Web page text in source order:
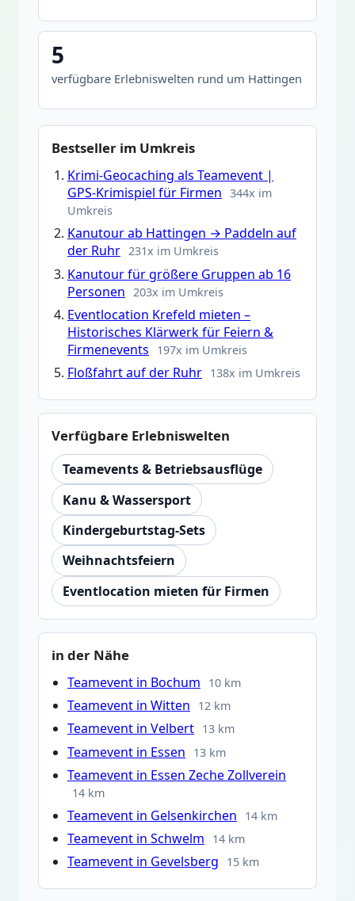
5
verfügbare Erlebniswelten rund um Hattingen
Bestseller im Umkreis
Krimi-Geocaching als Teamevent |
GPS-Krimispiel für Firmen 344x im
Umkreis
Kanutour ab Hattingen → Paddeln auf
der Ruhr 231x im Umkreis
Kanutour für größere Gruppen ab 16
Personen
203x im Umkreis
Eventlocation Krefeld mieten –
Historisches Klärwerk für Feiern &
Firmenevents
197x im Umkreis
Floßfahrt auf der Ruhr 138x im Umkreis
Verfügbare Erlebniswelten
Teamevents & Betriebsausflüge
Kanu & Wassersport
Kindergeburtstag-Sets
Weihnachtsfeiern
Eventlocation mieten für Firmen
in der Nähe
Teamevent in Bochum 10 km
Teamevent in Witten 12 km
Teamevent in Velbert 13 km
Teamevent in Essen 13 km
Teamevent in Essen Zeche Zollverein
14 km
Teamevent in Gelsenkirchen 14 km
Teamevent in Schwelm 14 km
Teamevent in Gevelsberg 15 km